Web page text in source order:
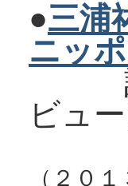
●三浦
ニッ
記
ビュ
（２０